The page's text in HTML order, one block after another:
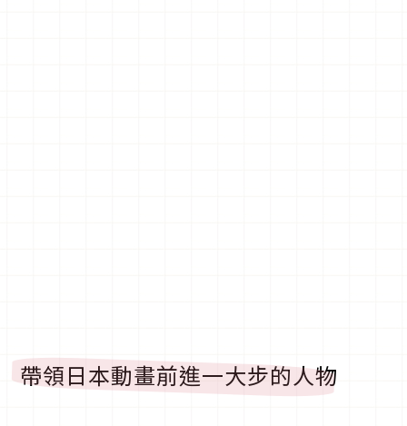
帶領日本動畫前進一大步的人物